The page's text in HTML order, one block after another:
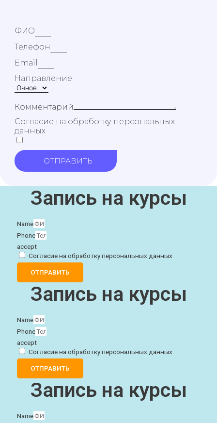
ФИО
Телефон
Email
Направление
Комментарий
Согласие на обработку персональных
данных
ОТПРАВИТЬ
Запись на курсы
Name
Phone
accept
Согласие на обработку персональных данных
ОТПРАВИТЬ
Запись на курсы
Name
Phone
accept
Согласие на обработку персональных данных
ОТПРАВИТЬ
Запись на курсы
Name